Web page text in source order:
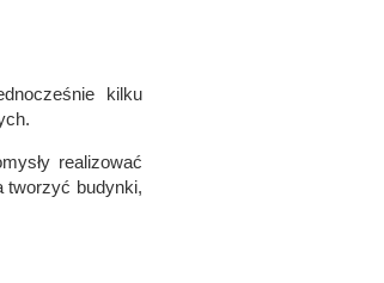
kilku
realizować
tworzyć budynki,